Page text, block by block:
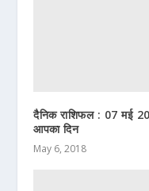
दैनिक राशिफल : 07 मई
आपका दिन
May 6, 2018